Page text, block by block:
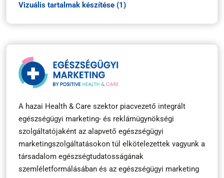
Vizuális tartalmak készítése (1)
A hazai Health & Care szektor piacvezető integrált
egészségügyi marketing- és reklámügynökségi
szolgáltatójaként az alapvető egészségügyi
marketingszolgáltatásokon túl elkötelezettek vagyunk a
társadalom egészségtudatosságának
szemléletformálásában és az egészségügyi marketing